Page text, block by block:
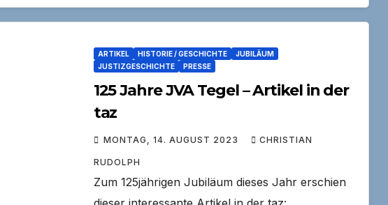
ARTIKEL HISTORIE / GESCHICHTE
JUBILÄUM
JUSTIZGESCHICHTE
PRESSE
125 Jahre JVA Tegel – Artikel in der
taz
MONTAG, 14. AUGUST 2023 CHRISTIAN
RUDOLPH
Zum 125jährigen Jubiläum dieses Jahr erschien